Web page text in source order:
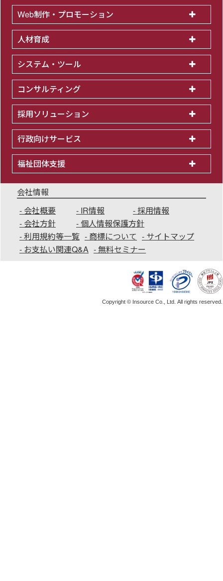
Web制作・プロモーション
人材育成
システム・ツール
コンサルティング
採用ソリューション
行政向けサービス
福祉団体支援
会社情報
会社概要
IR情報
採用情報
会社方針
個人情報保護方針
利用規約等一覧
商標について
サイトマップ
お支払い関連Q&A
無料セミナー
Copyright © Insource Co., Ltd. All rights reserved.